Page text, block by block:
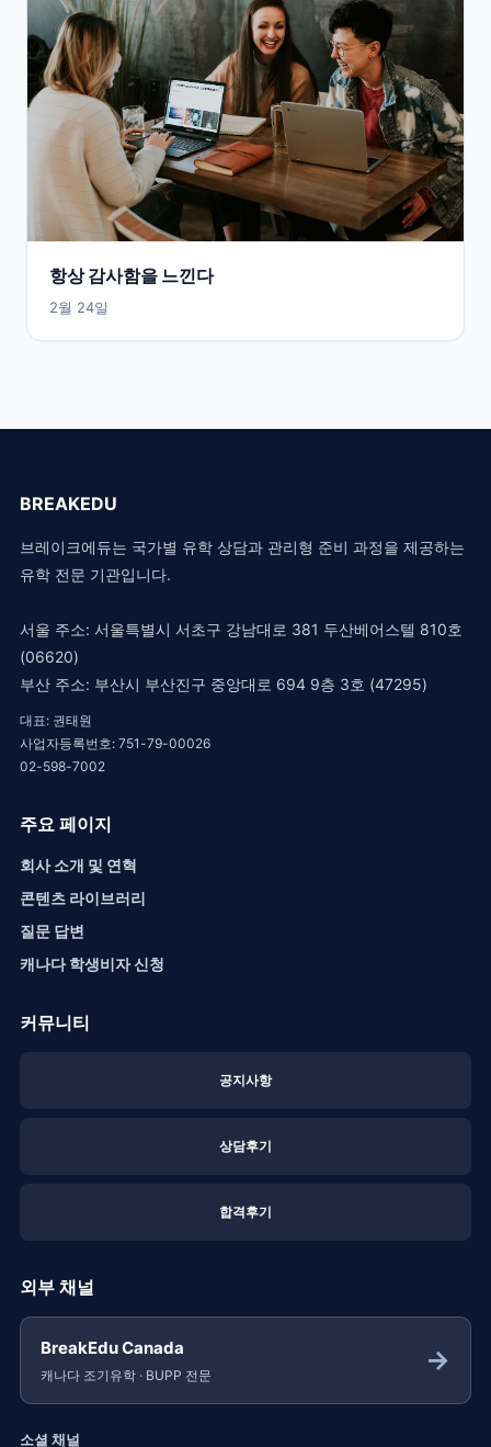
항상 감사함을 느낀다
2월 24일
BREAKEDU
브레이크에듀는 국가별 유학 상담과 관리형 준비 과정을 제공하는
유학 전문 기관입니다.
서울 주소: 서울특별시 서초구 강남대로 381 두산베어스텔 810호
(06620)
부산 주소: 부산시 부산진구 중앙대로 694 9층 3호 (47295)
대표: 권태원
사업자등록번호: 751-79-00026
02-598-7002
주요 페이지
회사 소개 및 연혁
콘텐츠 라이브러리
질문 답변
캐나다 학생비자 신청
커뮤니티
공지사항
상담후기
합격후기
외부 채널
BreakEdu Canada
캐나다 조기유학 · BUPP 전문 →
소셜 채널